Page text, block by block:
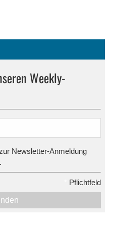
Weekly-
Newsletter-Anmeldung
Pflichtfeld